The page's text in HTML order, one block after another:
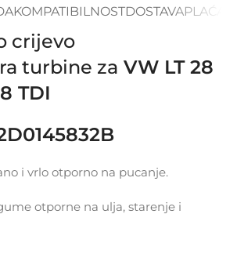
KOMPATIBILNOSTDOSTAVA
crijevo
turbine za VW LT 28
TDI
i vrlo otporno na pucanje.
otporne na ulja, starenje i